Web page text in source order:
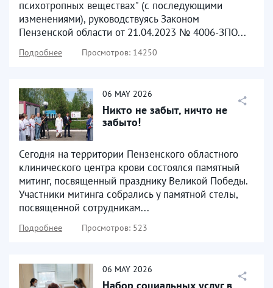
психотропных веществах" (с последующими
изменениями), руководствуясь Законом
Пензенской области от 21.04.2023 № 4006-ЗПО...
Подробнее Просмотров: 14250
06 MAY 2026
Никто не забыт, ничто не
забыто!
Сегодня на территории Пензенского областного
клинического центра крови состоялся памятный
митинг, посвященный празднику Великой Победы.
Участники митинга собрались у памятной стелы,
посвященной сотрудникам...
Подробнее Просмотров: 523
06 MAY 2026
Набор социальных услуг в